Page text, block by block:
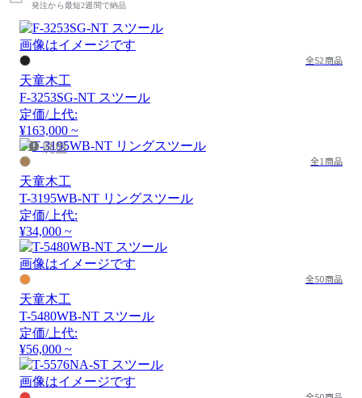
発注から最短2週間で納品
画像はイメージです
全52商品
天童木工
F-3253SG-NT スツール
定価/上代:
¥163,000 ~
廃盤
全1商品
天童木工
T-3195WB-NT リングスツール
定価/上代:
¥34,000 ~
画像はイメージです
全50商品
天童木工
T-5480WB-NT スツール
定価/上代:
¥56,000 ~
画像はイメージです